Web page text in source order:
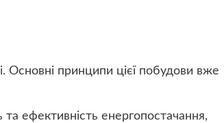
Основні принципи цієї побудови вже
та ефективність енергопостачання,